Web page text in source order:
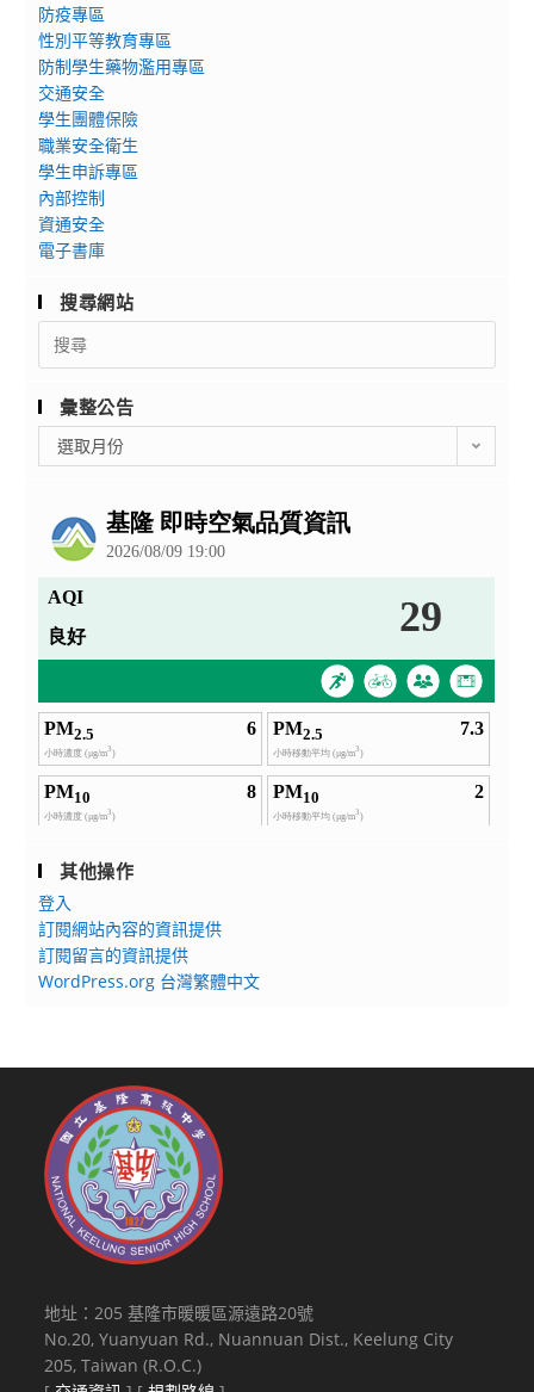
防疫專區
性別平等教育專區
防制學生藥物濫用專區
交通安全
學生團體保險
職業安全衛生
學生申訴專區
內部控制
資通安全
電子書庫
搜尋網站
Search
for:
彙整公告
整
選取月份
其他操作
登入
訂閱網站內容的資訊提供
訂閱留言的資訊提供
WordPress.org 台灣繁體中文
地址：205 基隆市暖暖區源遠路20號
No.20, Yuanyuan Rd., Nuannuan Dist., Keelung City
205, Taiwan (R.O.C.)